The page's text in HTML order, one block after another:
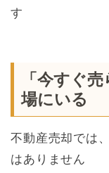
す
「今すぐ
場にいる
不動産売却では、
はありません